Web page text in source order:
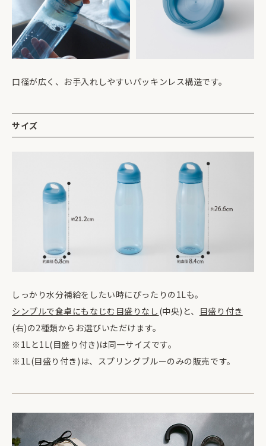
口径が広く、お手入れしやすいパッキンレス構造です。
サイズ
しっかり水分補給をしたい時にぴったりの1Lも。
シンプルで食卓にもなじむ目盛りなし (中央)と、
目盛り付き
(右)の2種類からお選びいただけます。
※1Lと1L(目盛り付き)は同一サイズです。
※1L(目盛り付き)は、スプリングブルーのみの販売です。